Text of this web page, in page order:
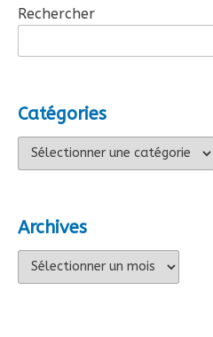
Rechercher
Catégories
Catégories
Archives
Archives